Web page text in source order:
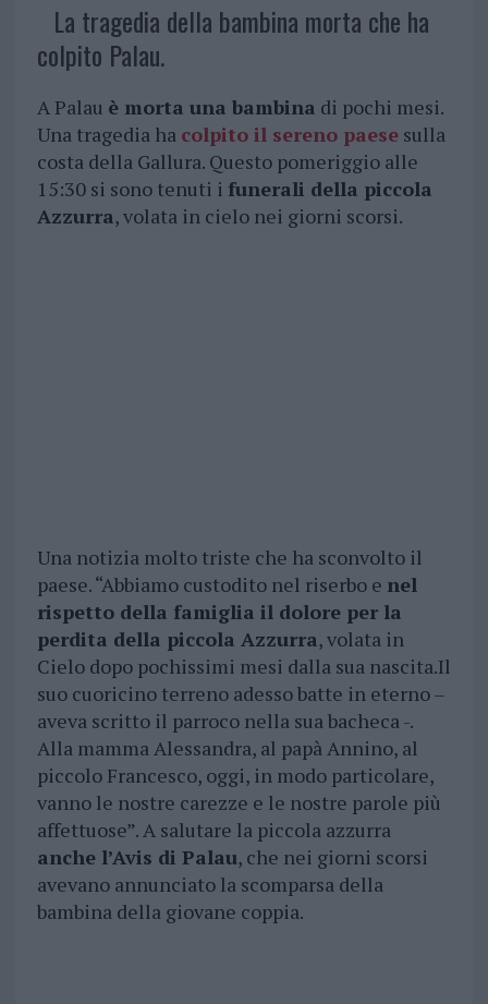
La tragedia della bambina morta che ha
colpito Palau.
A Palau è morta una bambina di pochi mesi.
Una tragedia ha colpito il sereno paesesulla
costa della Gallura. Questo pomeriggio alle
15:30 si sono tenuti i funerali della piccola
Azzurra, volata in cielo nei giorni scorsi.
Una notizia molto triste che ha sconvolto il
paese. “Abbiamo custodito nel riserbo e nel
rispetto della famiglia il dolore per la
perdita della piccola Azzurra, volata in
Cielo dopo pochissimi mesi dalla sua nascita.Il
suo cuoricino terreno adesso batte in eterno –
aveva scritto il parroco nella sua bacheca -.
Alla mamma Alessandra, al papà Annino, al
piccolo Francesco, oggi, in modo particolare,
vanno le nostre carezze e le nostre parole più
affettuose”. A salutare la piccola azzurra
anche l’Avis di Palau, che nei giorni scorsi
avevano annunciato la scomparsa della
bambina della giovane coppia.